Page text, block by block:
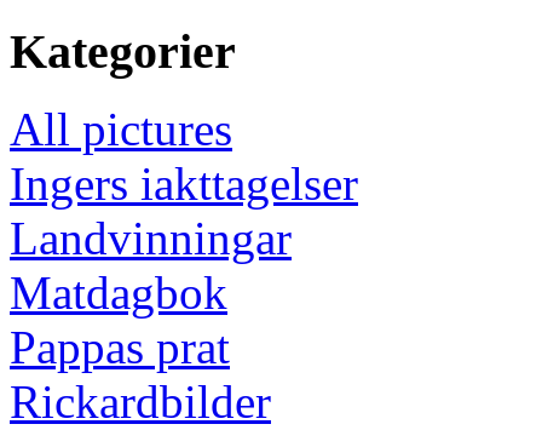
Kategorier
All pictures
Ingers iakttagelser
Landvinningar
Matdagbok
Pappas prat
Rickardbilder